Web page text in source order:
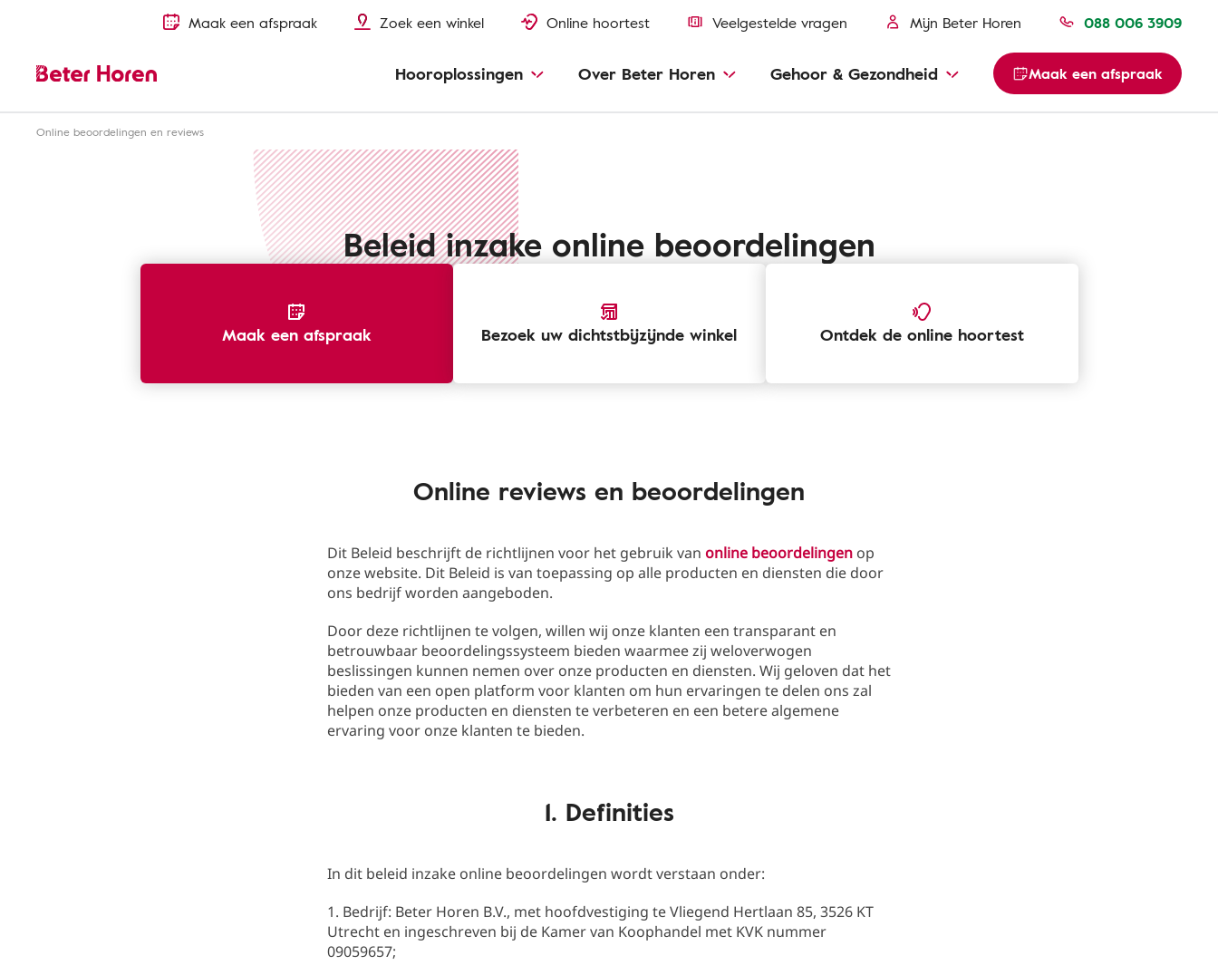
Maak een afspraak Zoek een winkel Online hoortest Veelgestelde vragen Mijn Beter Horen 088 006 3909
Hooroplossingen Over Beter Horen Gehoor & Gezondheid Maak een afspraak
Online beoordelingen en reviews
Beleid inzake online beoordelingen
Maak een afspraak Bezoek uw dichtstbijzijnde winkel Ontdek de online hoortest
Online reviews en beoordelingen
Dit Beleid beschrijft de richtlijnen voor het gebruik van online beoordelingen op
onze website. Dit Beleid is van toepassing op alle producten en diensten die door
ons bedrijf worden aangeboden.
Door deze richtlijnen te volgen, willen wij onze klanten een transparant en
betrouwbaar beoordelingssysteem bieden waarmee zij weloverwogen
beslissingen kunnen nemen over onze producten en diensten. Wij geloven dat het
bieden van een open platform voor klanten om hun ervaringen te delen ons zal
helpen onze producten en diensten te verbeteren en een betere algemene
ervaring voor onze klanten te bieden.
1. Definities
In dit beleid inzake online beoordelingen wordt verstaan onder:
1. Bedrijf: Beter Horen B.V., met hoofdvestiging te Vliegend Hertlaan 85, 3526 KT
Utrecht en ingeschreven bij de Kamer van Koophandel met KVK nummer
09059657;